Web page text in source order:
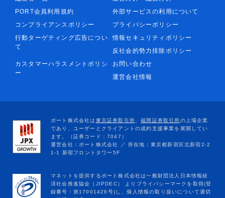
PORT会員利用規約
外部サービスの利用について
コンプライアンスポリシー
プライバシーポリシー
行動ターゲティング広告につい
て
情報セキュリティポリシー
反社会的勢力排除ポリシー
カスタマーハラスメントポリシ
ー
お問い合わせ
運営会社情報